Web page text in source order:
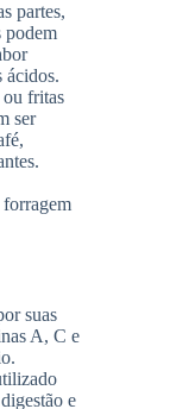
partes,
podem
ácidos.
ou fritas
ser
forragem
suas
A, C e
e